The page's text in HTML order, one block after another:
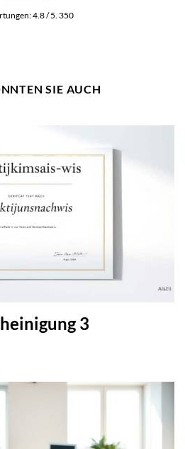
4.8/ 5. 350
SIE AUCH
3